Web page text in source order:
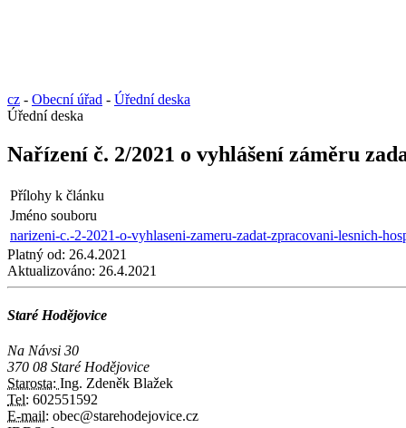
cz - Obecní úřad - Úřední deska
Úřední deska
Nařízení č. 2/2021 o vyhlášení záměru
Přílohy k článku
Jméno souboru
narizeni-c.-2-2021-o-vyhlaseni-zameru-zadat-zpracovani-lesnich-
Platný od: 26.4.2021
Aktualizováno: 26.4.2021
Staré Hodějovice
Na Návsi 30
370 08 Staré Hodějovice
Starosta: Ing. Zdeněk Blažek
Tel: 602551592
E-mail: obec@starehodejovice.cz